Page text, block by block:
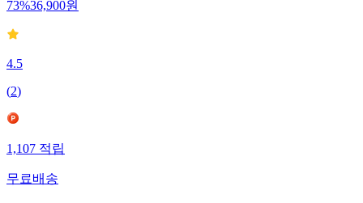
73%36,900원
4.5
(2)
1,107적립
무료배송